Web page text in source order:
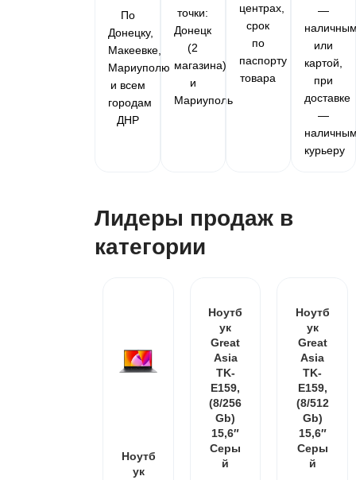
По
Донецку,
Макеевке,
Мариуполю
и всем
городам
ДНР
точки:
Донецк
(2
магазина)
и
Мариуполь
центрах,
срок
по
паспорту
товара
—
или
картой,
при
доставке
—
курьеру
Лидеры продаж в
категории
Ноутб
ук
Ноутб
ук
Great
Asia
TK-
E159,
(8/256
Gb)
15,6″
Серы
й
Ноутб
ук
Great
Asia
TK-
E159,
(8/512
Gb)
15,6″
Серы
й